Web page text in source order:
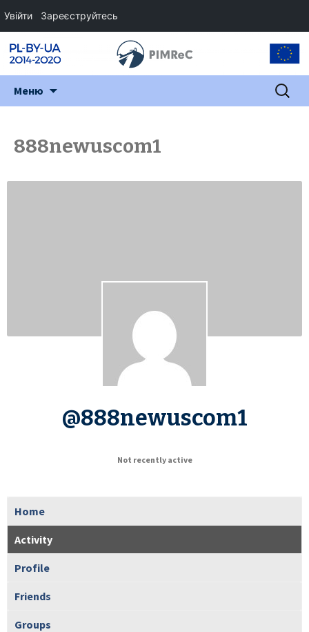
Меню Пошук:
888newuscom1
@888newuscom1
Not recently active
Home
Activity
Profile
Friends
Groups
Увійти Зареєструйтесь